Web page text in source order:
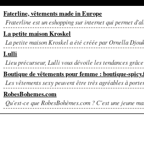
Faterline, vêtements made in Europe
Fraterline est un eshopping sur internet qui permet
La petite maison Kroskel
La petite maison Kroskel a été créée par Ornella
Lulli
Lieu précurseur, Lulli vous dévoile les tendances
Boutique de vêtements pour femme : boutique-
Les vêtements sexy peuvent être très agréables à
RobesBohemes.com
Qu'est-ce que RobesBohèmes.com ? C'est une jeune